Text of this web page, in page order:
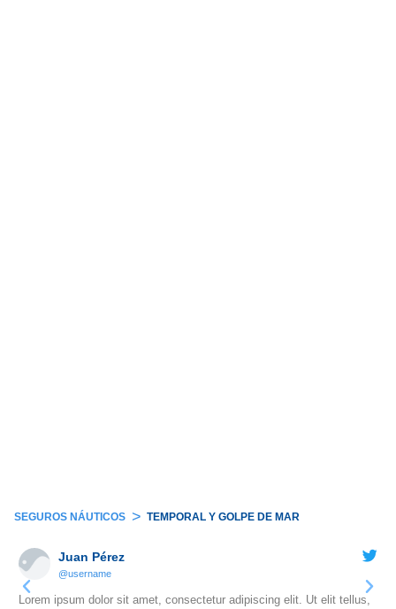
SEGUROS NÁUTICOS > TEMPORAL Y GOLPE DE MAR
Juan Pérez
@username
Lorem ipsum dolor sit amet, consectetur adipiscing elit. Ut elit tellus,